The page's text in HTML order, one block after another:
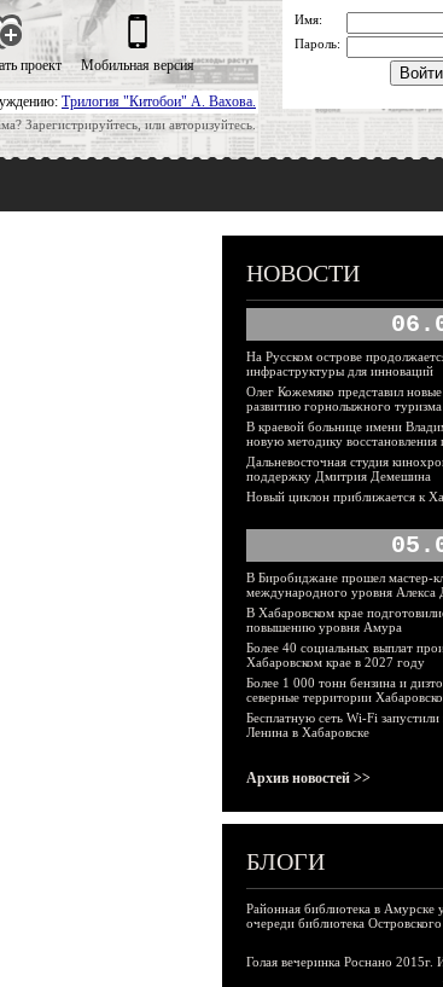
Трилогия "Китобои" А. Вахова.
Зарегистрируйтесь, или авторизуйтесь.
проект Мобильная версия
Имя:
Пароль:
НОВОСТИ
На Русском острове
инфраструктуры для инноваций
Олег Кожемяко представил
развитию горнолыжного
В краевой больнице имени
новую методику восстановления
Дальневосточная студия
поддержку Дмитрия Демешина
Новый циклон приближается к
В Биробиджане прошел мастер-
международного уровня Алекса
В Хабаровском крае
повышению уровня Амура
Более 40 социальных выплат
Хабаровском крае в 2027 году
Более 1 000 тонн бензина и
северные территории
Бесплатную сеть Wi-Fi
Ленина в Хабаровске
Архив новостей >>
БЛОГИ
Районная библиотека в Амурске
очереди библиотека
Голая вечеринка Роснано 2015г.